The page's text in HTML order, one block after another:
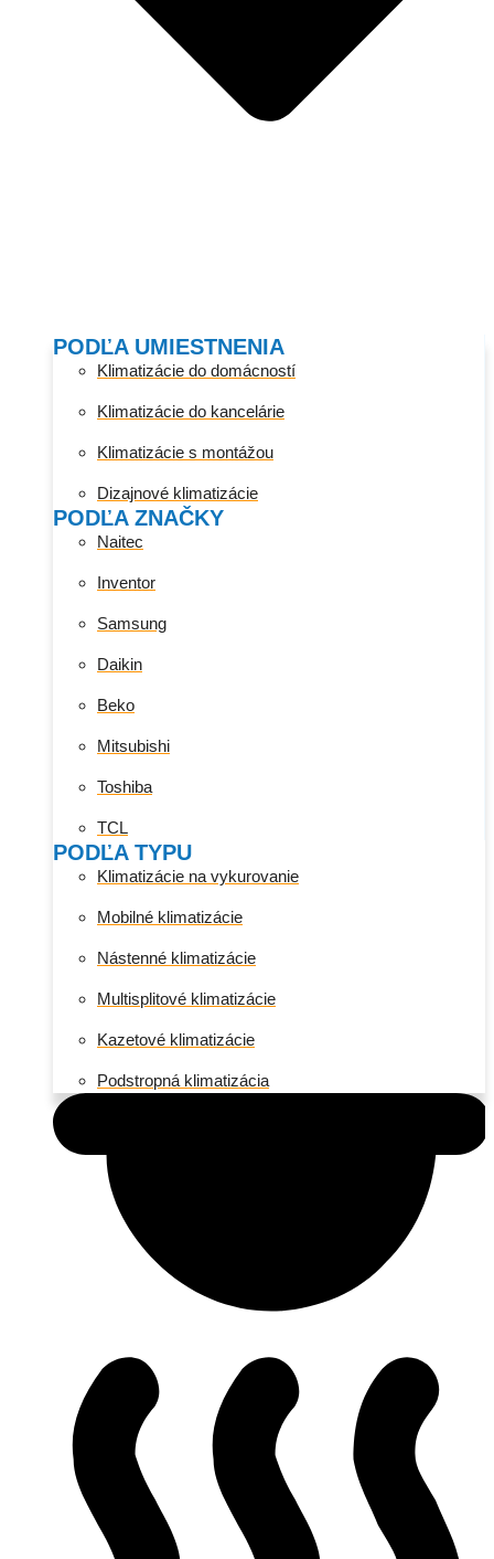
PODĽA UMIESTNENIA
Klimatizácie do domácností
Klimatizácie do kancelárie
Klimatizácie s montážou
Dizajnové klimatizácie
PODĽA ZNAČKY
Naitec
Inventor
Samsung
Daikin
Beko
Mitsubishi
Toshiba
TCL
PODĽA TYPU
Klimatizácie na vykurovanie
Mobilné klimatizácie
Nástenné klimatizácie
Multisplitové klimatizácie
Kazetové klimatizácie
Podstropná klimatizácia